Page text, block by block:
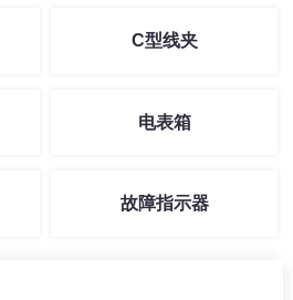
C型线夹
电表箱
故障指示器